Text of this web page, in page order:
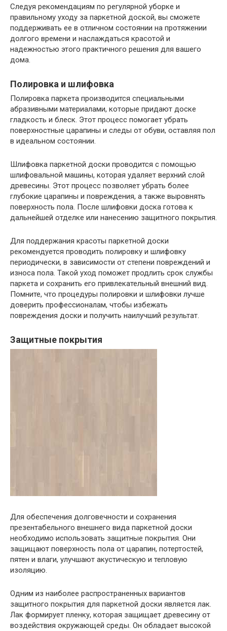
Следуя рекомендациям по регулярной уборке и
правильному уходу за паркетной доской, вы сможете
поддерживать ее в отличном состоянии на протяжении
долгого времени и наслаждаться красотой и
надежностью этого практичного решения для вашего
дома.
Полировка и шлифовка
Полировка паркета производится специальными
абразивными материалами, которые придают доске
гладкость и блеск. Этот процесс помогает убрать
поверхностные царапины и следы от обуви, оставляя пол
в идеальном состоянии.
Шлифовка паркетной доски проводится с помощью
шлифовальной машины, которая удаляет верхний слой
древесины. Этот процесс позволяет убрать более
глубокие царапины и повреждения, а также выровнять
поверхность пола. После шлифовки доска готова к
дальнейшей отделке или нанесению защитного покрытия.
Для поддержания красоты паркетной доски
рекомендуется проводить полировку и шлифовку
периодически, в зависимости от степени повреждений и
износа пола. Такой уход поможет продлить срок службы
паркета и сохранить его привлекательный внешний вид.
Помните, что процедуры полировки и шлифовки лучше
доверить профессионалам, чтобы избежать
повреждения доски и получить наилучший результат.
Защитные покрытия
Для обеспечения долговечности и сохранения
презентабельного внешнего вида паркетной доски
необходимо использовать защитные покрытия. Они
защищают поверхность пола от царапин, потертостей,
пятен и влаги, улучшают акустическую и тепловую
изоляцию.
Одним из наиболее распространенных вариантов
защитного покрытия для паркетной доски является лак.
Лак формирует пленку, которая защищает древесину от
воздействия окружающей среды. Он обладает высокой